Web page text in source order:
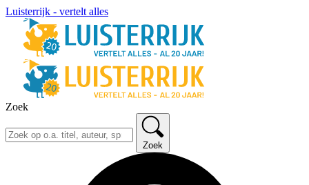
Luisterrijk - vertelt alles
Zoek
Zoek